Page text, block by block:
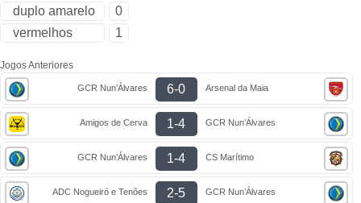
duplo amarelo
0
vermelhos
1
Jogos Anteriores
GCR Nun’Álvares 6-0 Arsenal da Maia
Amigos de Cerva 1-4 GCR Nun’Álvares
GCR Nun’Álvares 1-4 CS Marítimo
ADC Nogueiró e Tenões 2-5 GCR Nun’Álvares